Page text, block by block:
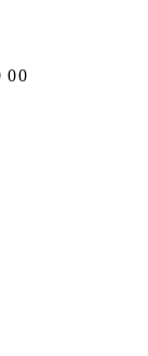
00